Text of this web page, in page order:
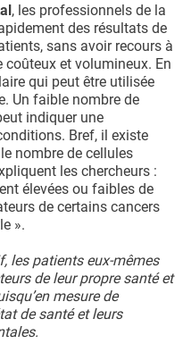
, les professionnels de la
des résultats de
sans avoir recours à
et volumineux. En
qui peut être utilisée
Un faible nombre de
indiquer une
Bref, il existe
nombre de cellules
les chercheurs :
élevées ou faibles de
de certains cancers
».
les patients eux-mêmes
de leur propre santé et
mesure de
de santé et leurs